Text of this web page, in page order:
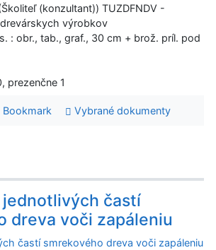
(konzultant)) TUZDFNDV -
výrobkov
: obr., tab., graf., 30 cm + brož. príl. pod
prezenčne 1
Bookmark Vybrané dokumenty
častí
dreva voči zapáleniu
častí smrekového dreva voči zapáleniu